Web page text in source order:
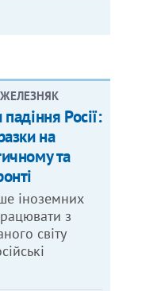
Росії:
на
та
іноземних
з
світу